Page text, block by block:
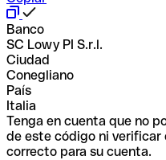
Banco
SC Lowy PI S.r.l.
Ciudad
Conegliano
País
Italia
Tenga en cuenta que no
de este código ni verificar
correcto para su cuenta.